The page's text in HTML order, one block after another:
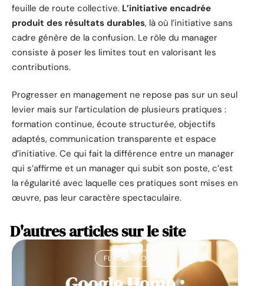
feuille de route collective. L’initiative encadrée
produit des résultats durables, là où l’initiative sans
cadre génère de la confusion. Le rôle du manager
consiste à poser les limites tout en valorisant les
contributions.
Progresser en management ne repose pas sur un seul
levier mais sur l’articulation de plusieurs pratiques :
formation continue, écoute structurée, objectifs
adaptés, communication transparente et espace
d’initiative. Ce qui fait la différence entre un manager
qui s’affirme et un manager qui subit son poste, c’est
la régularité avec laquelle ces pratiques sont mises en
œuvre, pas leur caractère spectaculaire.
D'autres articles sur le site
FLASH INFO